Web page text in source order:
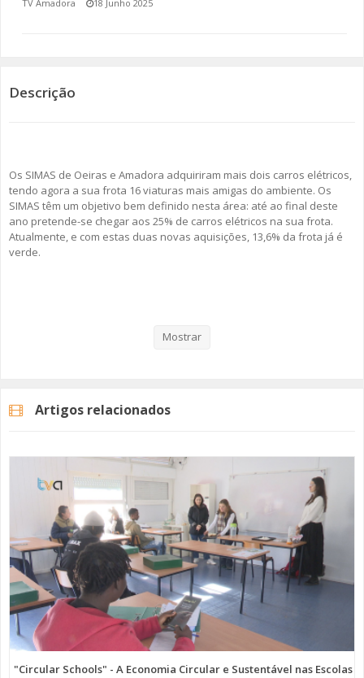
AMADORA LIGA À RESILIÊNCIA
(RE) PENSAMENTOS
ECOMOVE-TE
TV Amadora 18 Junho 2025
Descrição
Os SIMAS de Oeiras e Amadora adquiriram mais dois carros elétricos,
tendo agora a sua frota 16 viaturas mais amigas do ambiente. Os
SIMAS têm um objetivo bem definido nesta área: até ao final deste
ano pretende-se chegar aos 25% de carros elétricos na sua frota.
Atualmente, e com estas duas novas aquisições, 13,6% da frota já é
verde.
sonora, em meio urbano, e ao mesmo tempo não há a emissão de
Imagem: SIMAS de Oeiras e Amadora
Categorias Noticias Atualidade
Mostrar
Artigos relacionados
"Circular Schools" - A Economia Circular e Sustentável nas Escolas